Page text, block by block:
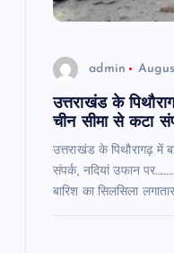
admin
उत्तराखंड के
चीन सीमा से कटा
उत्तराखंड के पिथौरागढ़ में
संपर्क, नदियां उफान
बारिश का सिलसिला